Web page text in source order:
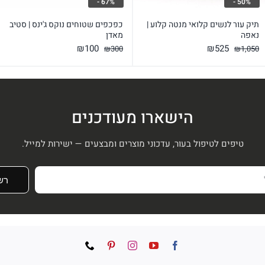
תיק עור לנשים קלואי מנטה קלוע |
נאפה
₪1,050
המחיר
היה:
₪525 המחיר
הוא:
כפכפים שטוחים נוקס ג'ינס | סטיב
מאדן
₪300
המחיר
היה:
₪100 המחיר
הוא:
הישארו מעודכנים
טיפים לטיפול בעור, עדכוני מוצרים ומבצעים — ישירות למייל.